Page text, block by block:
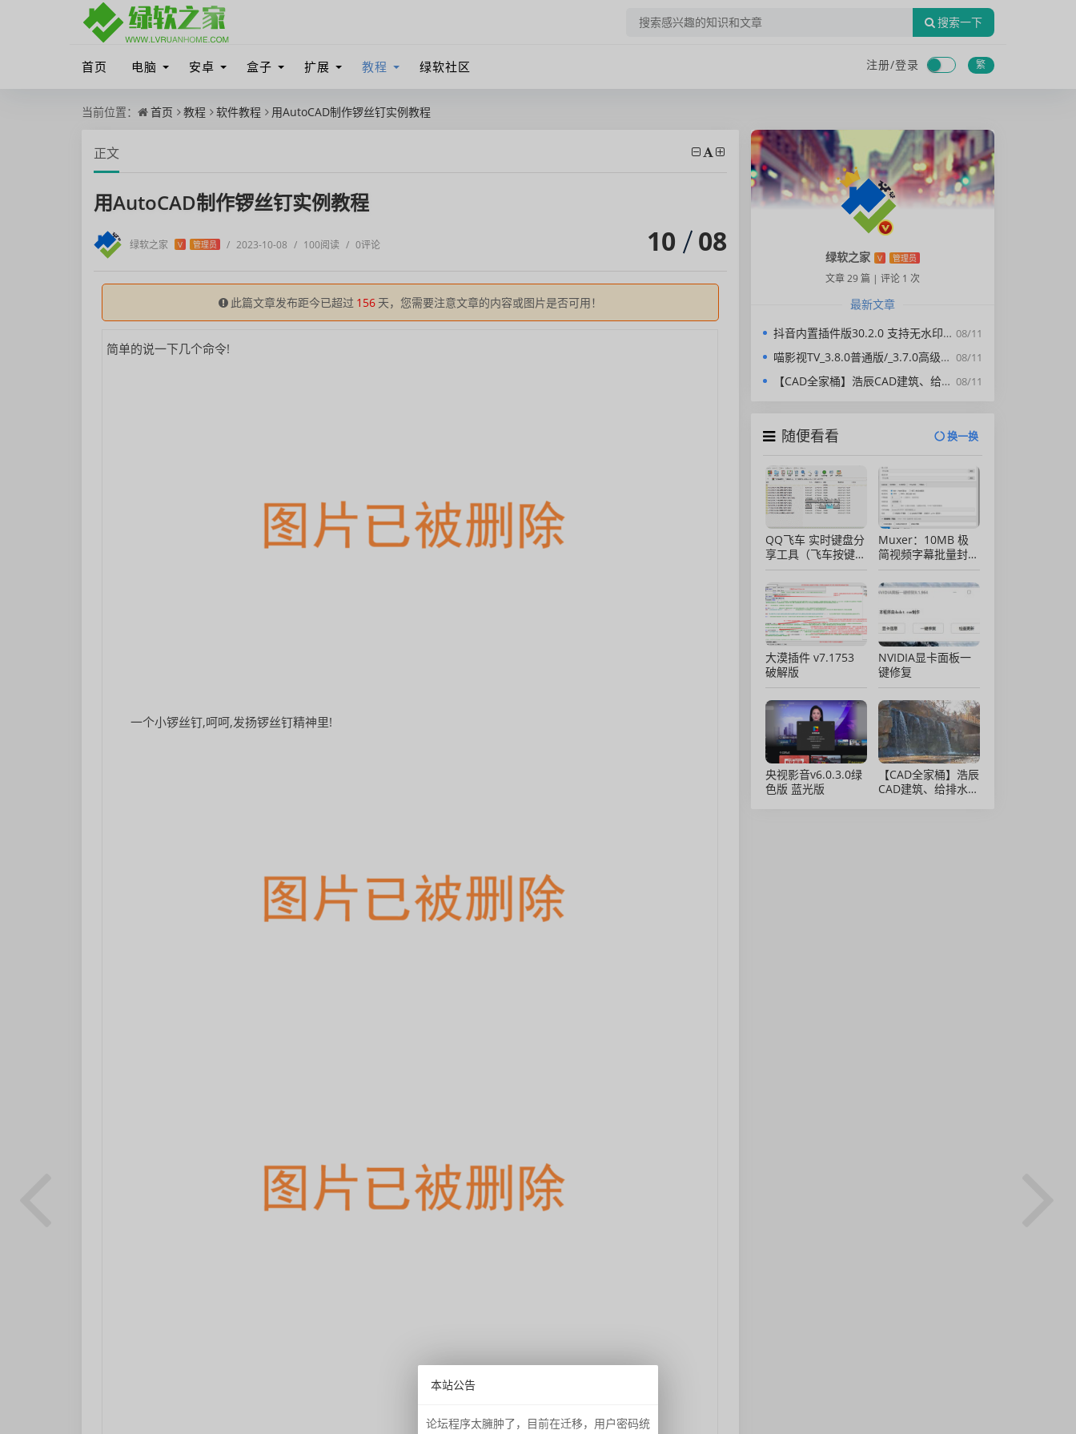
搜索一下
首页 电脑 安卓 盒子 扩展 教程 绿软社区 注册/登录 繁
当前位置： 首页 教程 软件教程 用AutoCAD制作锣丝钉实例教程
正文
用AutoCAD制作锣丝钉实例教程
绿软之家 V 管理员 / 2023-10-08 / 100阅读 / 0评论 10 08
此篇文章发布距今已超过 156 天，您需要注意文章的内容或图片是否可用！
简单的说一下几个命令!
一个小锣丝钉,呵呵,发扬锣丝钉精神里!
绿软之家 V 管理员
文章 29 篇 | 评论 1 次
最新文章
08/11
抖音内置插件版30.2.0 支持无水印下载视频，去广告，精简界面
08/11
喵影视TV_3.8.0普通版/_3.7.0高级版/4.X低版本完美适配/内置源/4K超清
08/11
【CAD全家桶】浩辰CAD建筑、给排水、暖通、电气、电力软件 安装包中文版，亲测可用！
随便看看 换一换
QQ飞车 实时键盘分
享工具（飞车按键显
示）直播专用版
Muxer：10MB 极
简视频字幕批量封装
工具 (单文件/绿色
版)
大漠插件 v7.1753
破解版
NVIDIA显卡面板一
键修复
央视影音v6.0.3.0绿
色版 蓝光版
【CAD全家桶】浩辰
CAD建筑、给排水、
本站公告
论坛程序太臃肿了，目前在迁移，用户密码统